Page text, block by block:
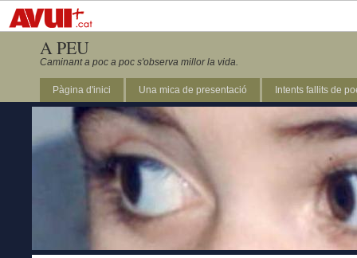
A PEU
Caminant a poc a poc s'observa millor la vida.
Pàgina d'inici Una mica de presentació Intents fallits de